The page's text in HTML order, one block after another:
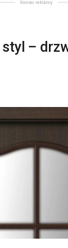
Koniec reklamy
–